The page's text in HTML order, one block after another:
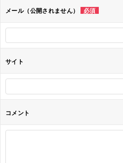
ョ
ン
メール（公開されません） 必須
サイト
コメント